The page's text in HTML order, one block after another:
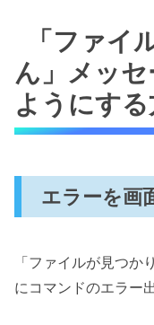
「ファイ
ん」メッ
ようにす
エラーを画
「ファイルが見つ
にコマンドのエラー